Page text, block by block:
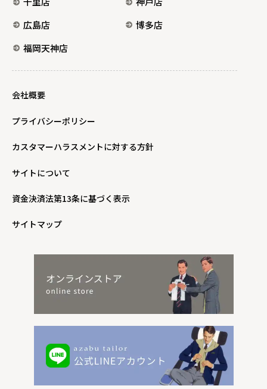
広島店
博多店
福岡天神店
会社概要
プライバシーポリシー
カスタマーハラスメントに対する方針
サイトについて
資金決済法第13条に基づく表示
サイトマップ